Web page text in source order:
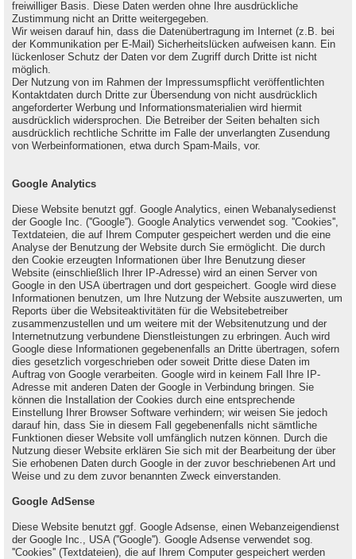
freiwilliger Basis. Diese Daten werden ohne Ihre ausdrückliche
Zustimmung nicht an Dritte weitergegeben.
Wir weisen darauf hin, dass die Datenübertragung im Internet (z.B. bei
der Kommunikation per E-Mail) Sicherheitslücken aufweisen kann. Ein
lückenloser Schutz der Daten vor dem Zugriff durch Dritte ist nicht
möglich.
Der Nutzung von im Rahmen der Impressumspflicht veröffentlichten
Kontaktdaten durch Dritte zur Übersendung von nicht ausdrücklich
angeforderter Werbung und Informationsmaterialien wird hiermit
ausdrücklich widersprochen. Die Betreiber der Seiten behalten sich
ausdrücklich rechtliche Schritte im Falle der unverlangten Zusendung
von Werbeinformationen, etwa durch Spam-Mails, vor.
Google Analytics
Diese Website benutzt ggf. Google Analytics, einen Webanalysedienst
der Google Inc. (''Google''). Google Analytics verwendet sog. ''Cookies'',
Textdateien, die auf Ihrem Computer gespeichert werden und die eine
Analyse der Benutzung der Website durch Sie ermöglicht. Die durch
den Cookie erzeugten Informationen über Ihre Benutzung dieser
Website (einschließlich Ihrer IP-Adresse) wird an einen Server von
Google in den USA übertragen und dort gespeichert. Google wird diese
Informationen benutzen, um Ihre Nutzung der Website auszuwerten, um
Reports über die Websiteaktivitäten für die Websitebetreiber
zusammenzustellen und um weitere mit der Websitenutzung und der
Internetnutzung verbundene Dienstleistungen zu erbringen. Auch wird
Google diese Informationen gegebenenfalls an Dritte übertragen, sofern
dies gesetzlich vorgeschrieben oder soweit Dritte diese Daten im
Auftrag von Google verarbeiten. Google wird in keinem Fall Ihre IP-
Adresse mit anderen Daten der Google in Verbindung bringen. Sie
können die Installation der Cookies durch eine entsprechende
Einstellung Ihrer Browser Software verhindern; wir weisen Sie jedoch
darauf hin, dass Sie in diesem Fall gegebenenfalls nicht sämtliche
Funktionen dieser Website voll umfänglich nutzen können. Durch die
Nutzung dieser Website erklären Sie sich mit der Bearbeitung der über
Sie erhobenen Daten durch Google in der zuvor beschriebenen Art und
Weise und zu dem zuvor benannten Zweck einverstanden.
Google AdSense
Diese Website benutzt ggf. Google Adsense, einen Webanzeigendienst
der Google Inc., USA (''Google''). Google Adsense verwendet sog.
''Cookies'' (Textdateien), die auf Ihrem Computer gespeichert werden